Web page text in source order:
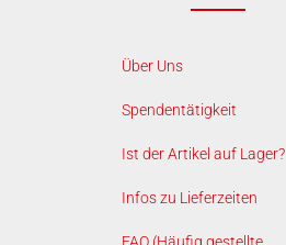
Über Uns
Spendentätigkeit
Ist der Artikel auf Lager?
Infos zu Lieferzeiten